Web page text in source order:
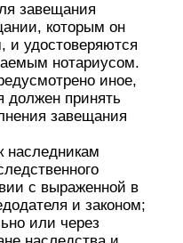
завещания
которым он
и удостоверяются
нотариусом.
иное,
должен принять
завещания
наследникам
с выраженной в
и законом;
или через